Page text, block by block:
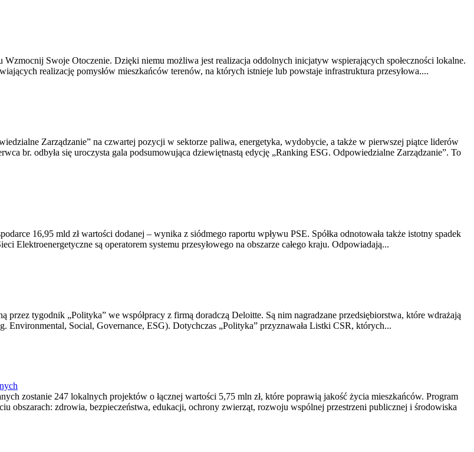
Swoje Otoczenie. Dzięki niemu możliwa jest realizacja oddolnych inicjatyw wspierających społeczności lokalne.
realizację pomysłów mieszkańców terenów, na których istnieje lub powstaje infrastruktura przesyłowa....
Zarządzanie” na czwartej pozycji w sektorze paliwa, energetyka, wydobycie, a także w pierwszej piątce liderów
br. odbyła się uroczysta gala podsumowująca dziewiętnastą edycję „Ranking ESG. Odpowiedzialne Zarządzanie”. To
16,95 mld zł wartości dodanej – wynika z siódmego raportu wpływu PSE. Spółka odnotowała także istotny spadek
Elektroenergetyczne są operatorem systemu przesyłowego na obszarze całego kraju. Odpowiadają...
przez tygodnik „Polityka” we współpracy z firmą doradczą Deloitte. Są nim nagradzane przedsiębiorstwa, które wdrażają
Environmental, Social, Governance, ESG). Dotychczas „Polityka” przyznawała Listki CSR, których...
zostanie 247 lokalnych projektów o łącznej wartości 5,75 mln zł, które poprawią jakość życia mieszkańców. Program
obszarach: zdrowia, bezpieczeństwa, edukacji, ochrony zwierząt, rozwoju wspólnej przestrzeni publicznej i środowiska